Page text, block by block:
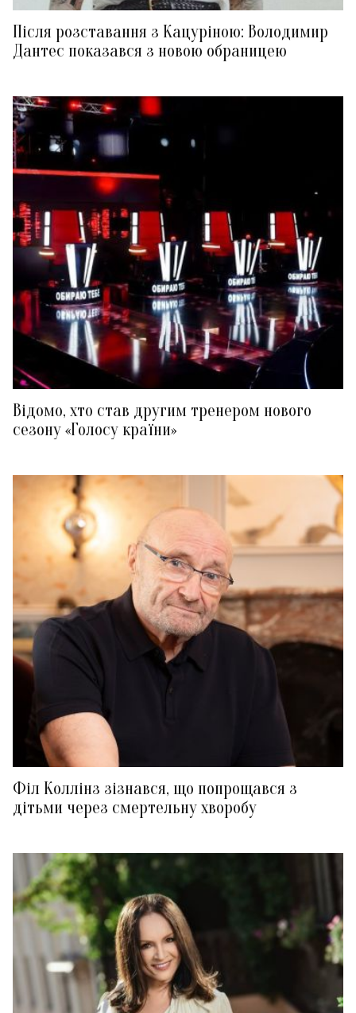
Після розставання з Кацуріною: Володимир
Дантес показався з новою обраницею
Відомо, хто став другим тренером нового
сезону «Голосу країни»
Філ Коллінз зізнався, що попрощався з
дітьми через смертельну хворобу